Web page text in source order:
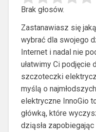
Brak głosów.
Zastanawiasz się
wybrać dla swojego
Internet i nadal nie
ułatwimy Ci
szczoteczki
myślą o
elektryczne InnoGio
główką, które
dziąsła